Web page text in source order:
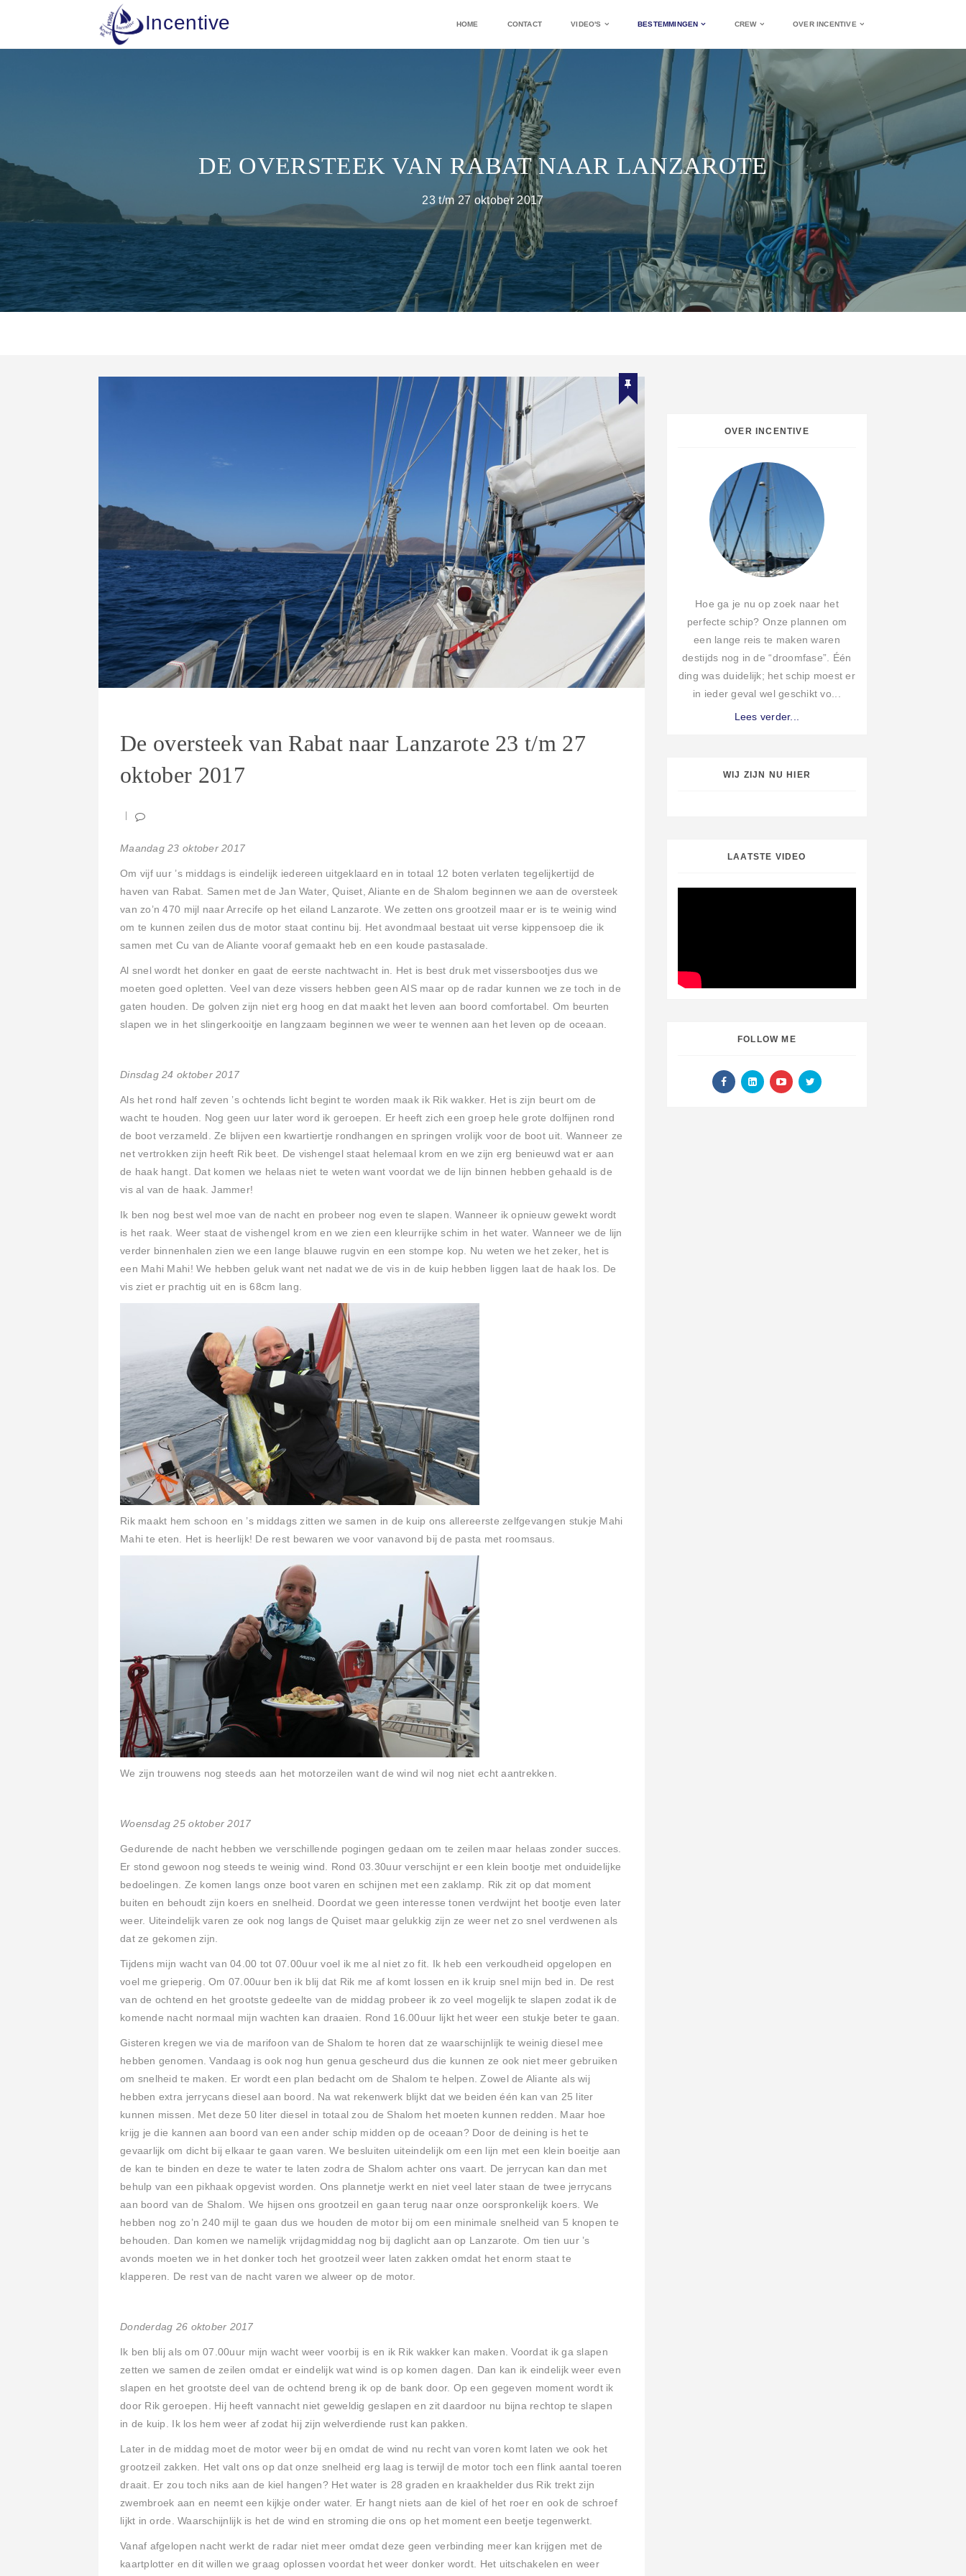
Incentive HOME CONTACT VIDEO'S BESTEMMINGEN CREW OVER INCENTIVE
DE OVERSTEEK VAN RABAT NAAR LANZAROTE
23 t/m 27 oktober 2017
De oversteek van Rabat naar Lanzarote 23 t/m 27
oktober 2017
Maandag 23 oktober 2017
Om vijf uur ’s middags is eindelijk iedereen uitgeklaard en in totaal 12 boten verlaten tegelijkertijd de
haven van Rabat. Samen met de Jan Water, Quiset, Aliante en de Shalom beginnen we aan de oversteek
van zo’n 470 mijl naar Arrecife op het eiland Lanzarote. We zetten ons grootzeil maar er is te weinig wind
om te kunnen zeilen dus de motor staat continu bij. Het avondmaal bestaat uit verse kippensoep die ik
samen met Cu van de Aliante vooraf gemaakt heb en een koude pastasalade.
Al snel wordt het donker en gaat de eerste nachtwacht in. Het is best druk met vissersbootjes dus we
moeten goed opletten. Veel van deze vissers hebben geen AIS maar op de radar kunnen we ze toch in de
gaten houden. De golven zijn niet erg hoog en dat maakt het leven aan boord comfortabel. Om beurten
slapen we in het slingerkooitje en langzaam beginnen we weer te wennen aan het leven op de oceaan.
Dinsdag 24 oktober 2017
Als het rond half zeven ’s ochtends licht begint te worden maak ik Rik wakker. Het is zijn beurt om de
wacht te houden. Nog geen uur later word ik geroepen. Er heeft zich een groep hele grote dolfijnen rond
de boot verzameld. Ze blijven een kwartiertje rondhangen en springen vrolijk voor de boot uit. Wanneer ze
net vertrokken zijn heeft Rik beet. De vishengel staat helemaal krom en we zijn erg benieuwd wat er aan
de haak hangt. Dat komen we helaas niet te weten want voordat we de lijn binnen hebben gehaald is de
vis al van de haak. Jammer!
Ik ben nog best wel moe van de nacht en probeer nog even te slapen. Wanneer ik opnieuw gewekt wordt
is het raak. Weer staat de vishengel krom en we zien een kleurrijke schim in het water. Wanneer we de lijn
verder binnenhalen zien we een lange blauwe rugvin en een stompe kop. Nu weten we het zeker, het is
een Mahi Mahi! We hebben geluk want net nadat we de vis in de kuip hebben liggen laat de haak los. De
vis ziet er prachtig uit en is 68cm lang.
Rik maakt hem schoon en ’s middags zitten we samen in de kuip ons allereerste zelfgevangen stukje Mahi
Mahi te eten. Het is heerlijk! De rest bewaren we voor vanavond bij de pasta met roomsaus.
We zijn trouwens nog steeds aan het motorzeilen want de wind wil nog niet echt aantrekken.
Woensdag 25 oktober 2017
Gedurende de nacht hebben we verschillende pogingen gedaan om te zeilen maar helaas zonder succes.
Er stond gewoon nog steeds te weinig wind. Rond 03.30uur verschijnt er een klein bootje met onduidelijke
bedoelingen. Ze komen langs onze boot varen en schijnen met een zaklamp. Rik zit op dat moment
buiten en behoudt zijn koers en snelheid. Doordat we geen interesse tonen verdwijnt het bootje even later
weer. Uiteindelijk varen ze ook nog langs de Quiset maar gelukkig zijn ze weer net zo snel verdwenen als
dat ze gekomen zijn.
Tijdens mijn wacht van 04.00 tot 07.00uur voel ik me al niet zo fit. Ik heb een verkoudheid opgelopen en
voel me grieperig. Om 07.00uur ben ik blij dat Rik me af komt lossen en ik kruip snel mijn bed in. De rest
van de ochtend en het grootste gedeelte van de middag probeer ik zo veel mogelijk te slapen zodat ik de
komende nacht normaal mijn wachten kan draaien. Rond 16.00uur lijkt het weer een stukje beter te gaan.
Gisteren kregen we via de marifoon van de Shalom te horen dat ze waarschijnlijk te weinig diesel mee
hebben genomen. Vandaag is ook nog hun genua gescheurd dus die kunnen ze ook niet meer gebruiken
om snelheid te maken. Er wordt een plan bedacht om de Shalom te helpen. Zowel de Aliante als wij
hebben extra jerrycans diesel aan boord. Na wat rekenwerk blijkt dat we beiden één kan van 25 liter
kunnen missen. Met deze 50 liter diesel in totaal zou de Shalom het moeten kunnen redden. Maar hoe
krijg je die kannen aan boord van een ander schip midden op de oceaan? Door de deining is het te
gevaarlijk om dicht bij elkaar te gaan varen. We besluiten uiteindelijk om een lijn met een klein boeitje aan
de kan te binden en deze te water te laten zodra de Shalom achter ons vaart. De jerrycan kan dan met
behulp van een pikhaak opgevist worden. Ons plannetje werkt en niet veel later staan de twee jerrycans
aan boord van de Shalom. We hijsen ons grootzeil en gaan terug naar onze oorspronkelijk koers. We
hebben nog zo’n 240 mijl te gaan dus we houden de motor bij om een minimale snelheid van 5 knopen te
behouden. Dan komen we namelijk vrijdagmiddag nog bij daglicht aan op Lanzarote. Om tien uur ’s
avonds moeten we in het donker toch het grootzeil weer laten zakken omdat het enorm staat te
klapperen. De rest van de nacht varen we alweer op de motor.
Donderdag 26 oktober 2017
Ik ben blij als om 07.00uur mijn wacht weer voorbij is en ik Rik wakker kan maken. Voordat ik ga slapen
zetten we samen de zeilen omdat er eindelijk wat wind is op komen dagen. Dan kan ik eindelijk weer even
slapen en het grootste deel van de ochtend breng ik op de bank door. Op een gegeven moment wordt ik
door Rik geroepen. Hij heeft vannacht niet geweldig geslapen en zit daardoor nu bijna rechtop te slapen
in de kuip. Ik los hem weer af zodat hij zijn welverdiende rust kan pakken.
Later in de middag moet de motor weer bij en omdat de wind nu recht van voren komt laten we ook het
grootzeil zakken. Het valt ons op dat onze snelheid erg laag is terwijl de motor toch een flink aantal toeren
draait. Er zou toch niks aan de kiel hangen? Het water is 28 graden en kraakhelder dus Rik trekt zijn
zwembroek aan en neemt een kijkje onder water. Er hangt niets aan de kiel of het roer en ook de schroef
lijkt in orde. Waarschijnlijk is het de wind en stroming die ons op het moment een beetje tegenwerkt.
Vanaf afgelopen nacht werkt de radar niet meer omdat deze geen verbinding meer kan krijgen met de
kaartplotter en dit willen we graag oplossen voordat het weer donker wordt. Het uitschakelen en weer
OVER INCENTIVE
Hoe ga je nu op zoek naar het
perfecte schip? Onze plannen om
een lange reis te maken waren
destijds nog in de “droomfase”. Één
ding was duidelijk; het schip moest er
in ieder geval wel geschikt vo...
Lees verder...
WIJ ZIJN NU HIER
LAATSTE VIDEO
FOLLOW ME